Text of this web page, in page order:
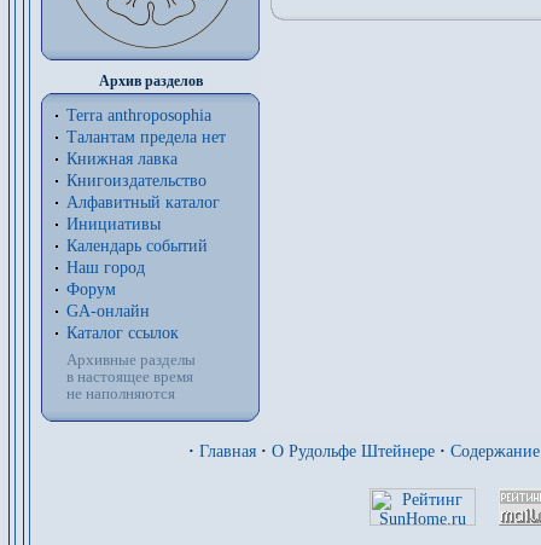
Архив разделов
Terra anthroposophia
Талантам предела нет
Книжная лавка
Книгоиздательство
Алфавитный каталог
Инициативы
Календарь событий
Наш город
Форум
GA-онлайн
Каталог ссылок
Архивные разделы
в настоящее время
не наполняются
· Главная · О Рудольфе Штейнере ·